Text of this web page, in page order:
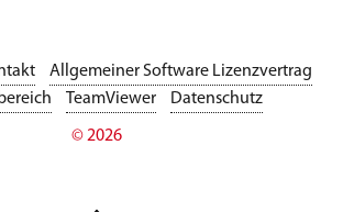
Allgemeiner Software Lizenzvertrag
TeamViewer Datenschutz
© 2026